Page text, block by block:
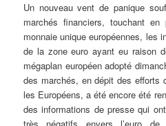
Un nouveau vent de panique
marchés financiers, touchant
monnaie unique européennes, les
de la zone euro ayant eu raison
mégaplan européen adopté
des marchés, en dépit des efforts
les Européens, a été encore été
des informations de presse qui